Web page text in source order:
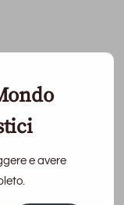
e avere